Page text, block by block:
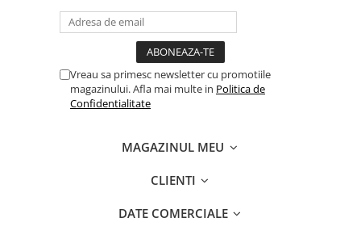
Vreau sa primesc newsletter cu promotiile
magazinului. Afla mai multe in Politica de
Confidentialitate
MAGAZINUL MEU
CLIENTI
DATE COMERCIALE